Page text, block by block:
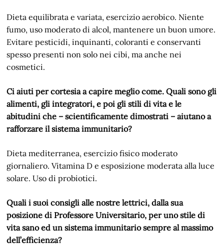
Dieta equilibrata e variata, esercizio aerobico. Niente
fumo, uso moderato di alcol, mantenere un buon umore.
Evitare pesticidi, inquinanti, coloranti e conservanti
spesso presenti non solo nei cibi, ma anche nei
cosmetici.
Ci aiuti per cortesia a capire meglio come. Quali sono gli
alimenti, gli integratori, e poi gli stili di vita e le
abitudini che – scientificamente dimostrati – aiutano a
rafforzare il sistema immunitario?
Dieta mediterranea, esercizio fisico moderato
giornaliero. Vitamina D e esposizione moderata alla luce
solare. Uso di probiotici.
Quali i suoi consigli alle nostre lettrici, dalla sua
posizione di Professore Universitario, per uno stile di
vita sano ed un sistema immunitario sempre al massimo
dell’efficienza?